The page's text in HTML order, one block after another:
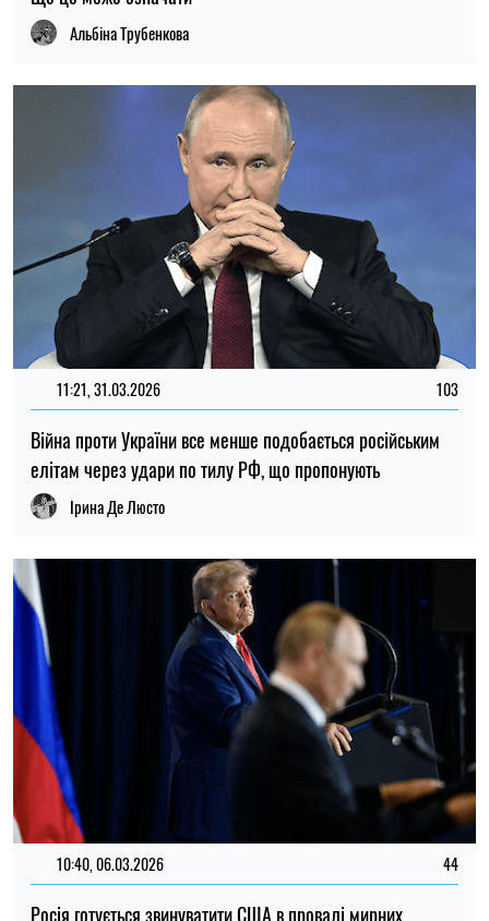
Альбіна Трубенкова
11:21, 31.03.2026 103
Війна проти України все менше подобається російським
елітам через удари по тилу РФ, що пропонують
Ірина Де Люсто
10:40, 06.03.2026 44
Росія готується звинуватити США в провалі мирних